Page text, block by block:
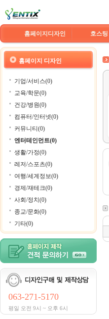
홈페이지디자인 호스팅
홈페이지 디자인
기업/서비스(0)
교육/학문(0)
건강/병원(0)
컴퓨터/인터넷(0)
커뮤니티(0)
엔터테인먼트(0)
생활/가정(0)
레저/스포츠(0)
여행/세계정보(0)
경제/재테크(0)
사회/정치(0)
종교/문화(0)
기타(0)
063-271-5170
평일 오전 9시 ~ 오후 6시